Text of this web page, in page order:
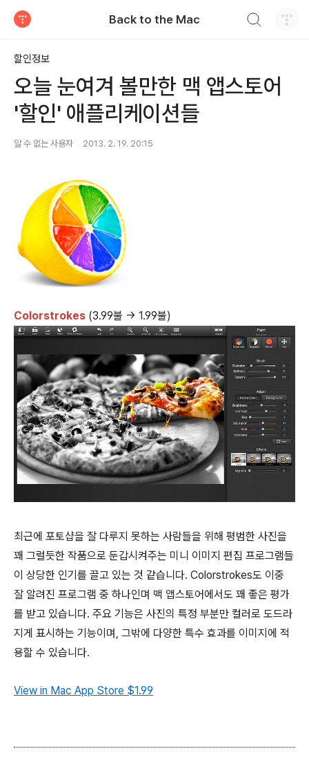
Back to the Mac
할인정보
오늘 눈여겨 볼만한 맥 앱스토어
'할인' 애플리케이션들
알 수 없는 사용자 2013. 2. 19. 20:15
Colorstrokes (3.99불 → 1.99불)
최근에 포토샵을 잘 다루지 못하는 사람들을 위해 평범한 사진을
꽤 그럴듯한 작품으로 둔갑시켜주는 미니 이미지 편집 프로그램들
이 상당한 인기를 끌고 있는 것 같습니다. Colorstrokes도 이중
잘 알려진 프로그램 중 하나인며 맥 앱스토어에서도 꽤 좋은 평가
를 받고 있습니다. 주요 기능은 사진의 특정 부분만 컬러로 도드라
지게 표시하는 기능이며, 그밖에 다양한 특수 효과를 이미지에 적
용할 수 있습니다.
View in Mac App Store $1.99